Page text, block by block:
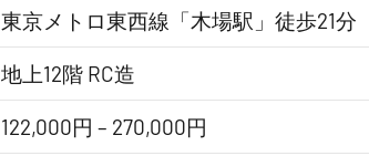
東京メトロ東西線「木場駅」徒歩21分
地上12階 RC造
122,000円 – 270,000円